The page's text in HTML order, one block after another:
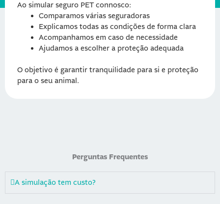
Ao simular seguro PET connosco:
Comparamos várias seguradoras
Explicamos todas as condições de forma clara
Acompanhamos em caso de necessidade
Ajudamos a escolher a proteção adequada
O objetivo é garantir tranquilidade para si e proteção
para o seu animal.
Perguntas Frequentes
A simulação tem custo?